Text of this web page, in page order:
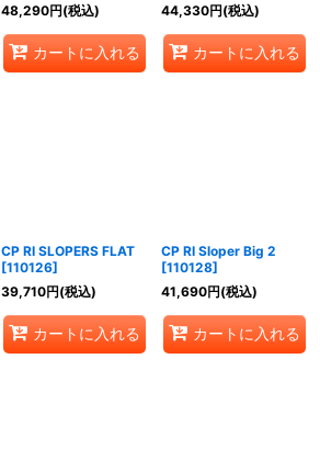
48,290円(税込)
カートに入れる
44,330円(税込)
カートに入れる
CP RI SLOPERS FLAT
[110126]
39,710円(税込)
カートに入れる
CP RI Sloper Big 2
[110128]
41,690円(税込)
カートに入れる